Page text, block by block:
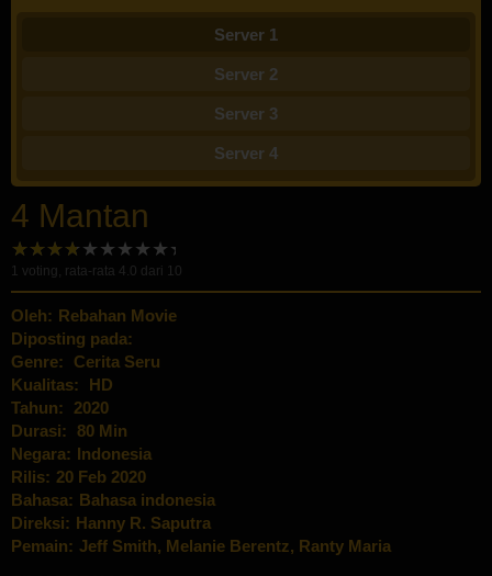
Server 1
Server 2
Server 3
Server 4
4 Mantan
1 voting, rata-rata 4.0 dari 10
Oleh: Rebahan Movie
Diposting pada:
Genre:
Cerita Seru
Kualitas:
HD
Tahun:
2020
Durasi: 80 Min
Negara: Indonesia
Rilis: 20 Feb 2020
Bahasa: Bahasa indonesia
Direksi: Hanny R. Saputra
Pemain: Jeff Smith, Melanie Berentz, Ranty Maria